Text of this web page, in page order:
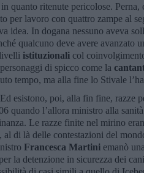
quanto ritenute pericolose. Perna,
per lavoro con quattro zampe al
idea. In dogana nessuno aveva
qualcuno deve avere avanzato
istituzionali col
di spicco come la
tempo, ma alla fine lo Stivale
esistono, poi, alla fin fine, razze
quando l’allora ministro alla sanità
Le razze finite nel mirino
al di là delle contestazioni del
Francesca Martini emanò
la detenzione in sicurezza dei